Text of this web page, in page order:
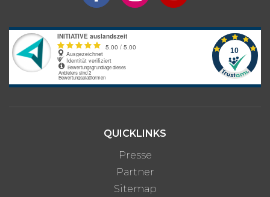
QUICKLINKS
Presse
Partner
Sitemap